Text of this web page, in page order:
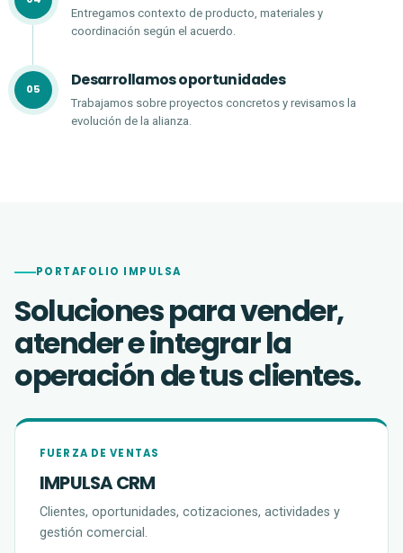
Entregamos contexto de producto, materiales y
coordinación según el acuerdo.
Desarrollamos oportunidades
Trabajamos sobre proyectos concretos y revisamos la
evolución de la alianza.
PORTAFOLIO IMPULSA
Soluciones para vender,
atender e integrar la
operación de tus clientes.
FUERZA DE VENTAS
IMPULSA CRM
Clientes, oportunidades, cotizaciones, actividades y
gestión comercial.